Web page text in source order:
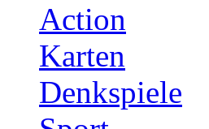
Action
Karten
Denkspiele